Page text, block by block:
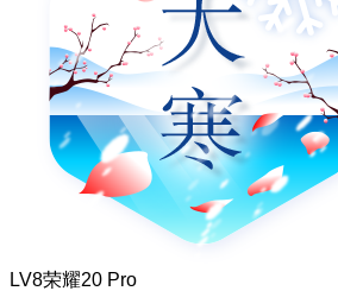
LV8荣耀20 Pro